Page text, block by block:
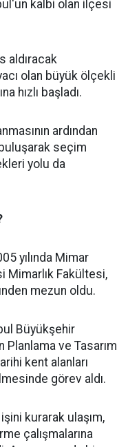
kalbi olan ilçesi
aldıracak
olan büyük ölçekli
hızlı başladı.
ardından
seçim
yolu da
yılında Mimar
Mimarlık Fakültesi,
mezun oldu.
Büyükşehir
ve Tasarım
kent alanları
görev aldı.
kurarak ulaşım,
çalışmalarına